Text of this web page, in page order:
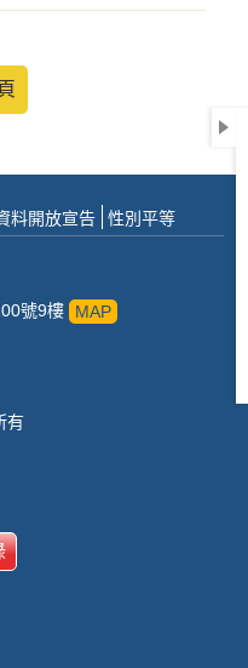
料開放宣告 性別平等
號9樓 MAP
有